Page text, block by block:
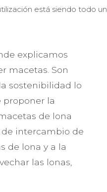
está siendo todo un
explicamos
macetas. Son
sostenibilidad lo
proponer la
de lona
intercambio de
de lona y a la
las lonas,